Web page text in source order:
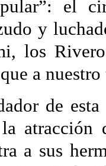
el
y
los
a
de
atracción
a sus